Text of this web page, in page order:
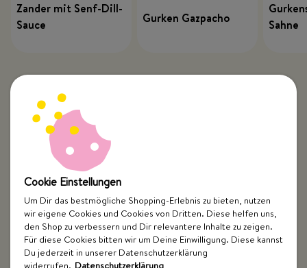
Zander mit Senf-Dill-
Sauce
Gurken Gazpacho
Sahne
Top Kategorien
Just Spices
Cookie Einstellungen
Um Dir das bestmögliche Shopping-Erlebnis zu bieten, nutzen
wir eigene Cookies und Cookies von Dritten. Diese helfen uns,
den Shop zu verbessern und Dir relevantere Inhalte zu zeigen.
Für diese Cookies bitten wir um Deine Einwilligung. Diese kannst
Du jederzeit in unserer Datenschutzerklärung
widerrufen. Datenschutzerklärung